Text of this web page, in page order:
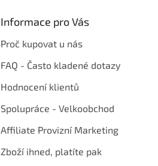
Informace pro Vás
Proč kupovat u nás
FAQ - Často kladené dotazy
Hodnocení klientů
Spolupráce - Velkoobchod
Affiliate Provizní Marketing
Zboží ihned, platíte pak